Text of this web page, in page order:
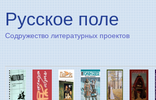
Русское поле
Содружество литературных проектов